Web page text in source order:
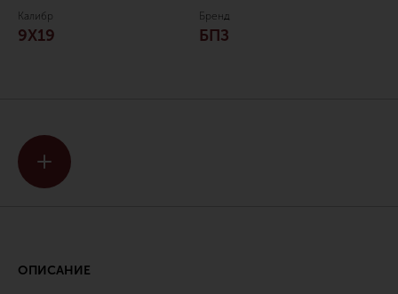
Калибр
9Х19
Бренд
БПЗ
ОПИСАНИЕ